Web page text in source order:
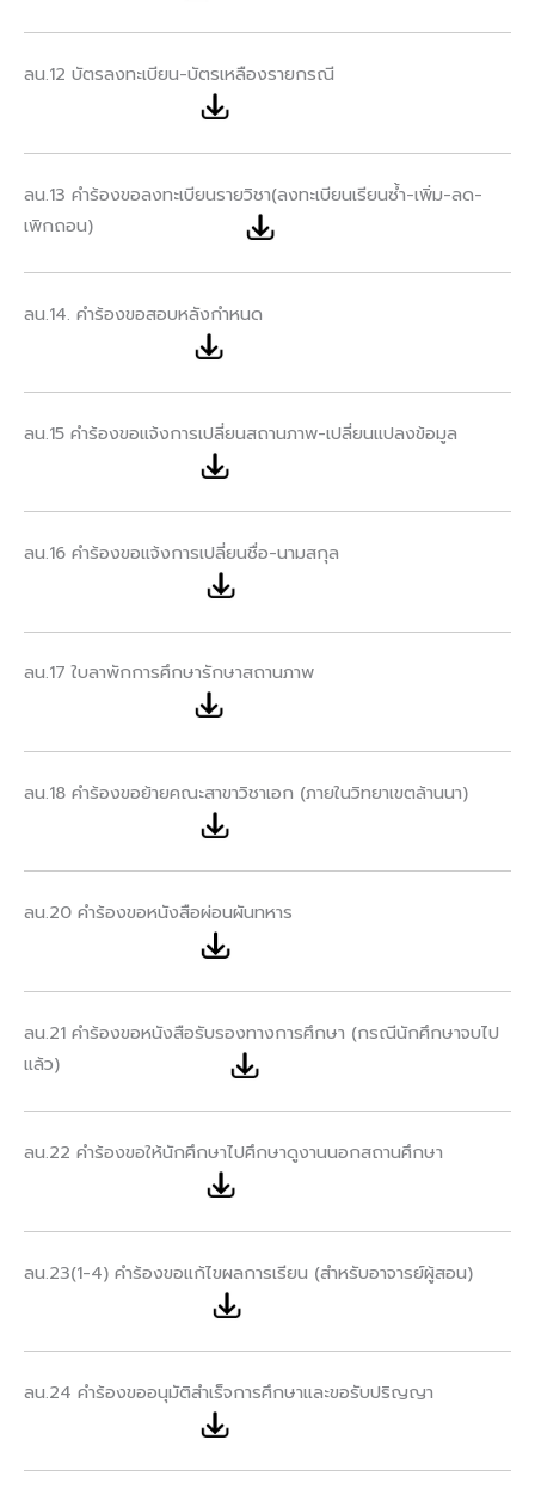
ลน.12 บัตรลงทะเบียน-บัตรเหลืองรายกรณี
ลน.13 คำร้องขอลงทะเบียนรายวิชา(ลงทะเบียนเรียนซ้ำ-เพิ่ม-ลด-
เพิกถอน)
ลน.14. คำร้องขอสอบหลังกำหนด
ลน.15 คำร้องขอแจ้งการเปลี่ยนสถานภาพ-เปลี่ยนแปลงข้อมูล
ลน.16 คำร้องขอแจ้งการเปลี่ยนชื่อ-นามสกุล
ลน.17 ใบลาพักการศึกษารักษาสถานภาพ
ลน.18 คำร้องขอย้ายคณะสาขาวิชาเอก (ภายในวิทยาเขตล้านนา)
ลน.20 คำร้องขอหนังสือผ่อนผันทหาร
ลน.21 คำร้องขอหนังสือรับรองทางการศึกษา (กรณีนักศึกษาจบไป
แล้ว)
ลน.22 คำร้องขอให้นักศึกษาไปศึกษาดูงานนอกสถานศึกษา
ลน.23(1-4) คำร้องขอแก้ไขผลการเรียน (สำหรับอาจารย์ผู้สอน)
ลน.24 คำร้องขออนุมัติสำเร็จการศึกษาและขอรับปริญญา